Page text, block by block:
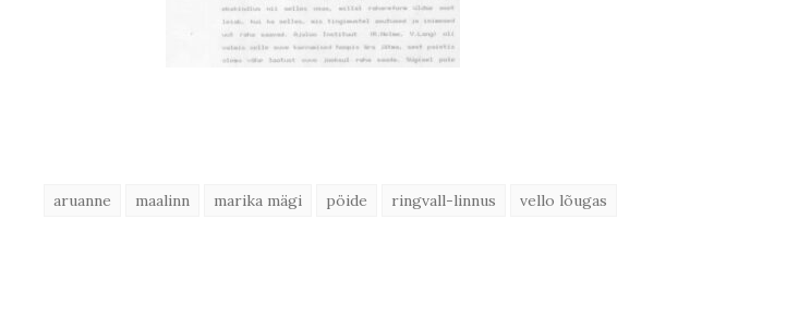
aruanne maalinn marika mägi pöide ringvall-linnus vello lõugas